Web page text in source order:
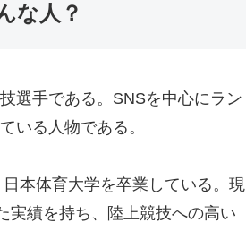
な人？
選手である。SNSを中心にラン
いる人物である。
本体育大学を卒業している。現
実績を持ち、陸上競技への高い